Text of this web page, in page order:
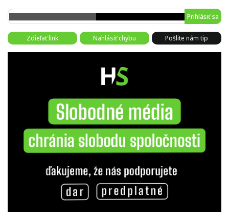
Prihlásiť sa
Zdieľať link Nahlásiť chybu Pošlite nám tip